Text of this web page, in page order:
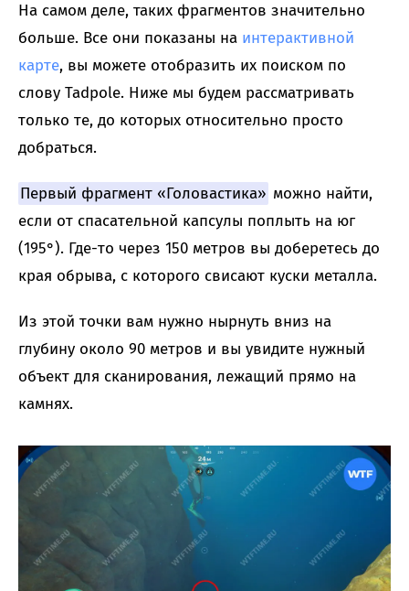
На самом деле, таких фрагментов значительно
больше. Все они показаны на интерактивной
карте, вы можете отобразить их поиском по
слову Tadpole. Ниже мы будем рассматривать
только те, до которых относительно просто
добраться.
Первый фрагмент «Головастика» можно найти,
если от спасательной капсулы поплыть на юг
(195°). Где-то через 150 метров вы доберетесь до
края обрыва, с которого свисают куски металла.
Из этой точки вам нужно нырнуть вниз на
глубину около 90 метров и вы увидите нужный
объект для сканирования, лежащий прямо на
камнях.